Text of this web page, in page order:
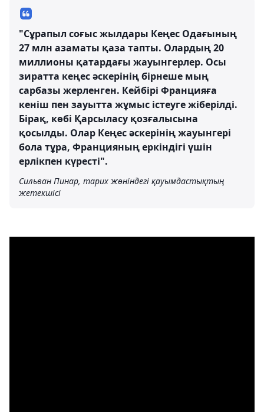
"Сұрапыл соғыс жылдары Кеңес Одағының
27 млн азаматы қаза тапты. Олардың 20
миллионы қатардағы жауынгерлер. Осы
зиратта кеңес әскерінің бірнеше мың
сарбазы жерленген. Кейбірі Францияға
кеніш пен зауытта жұмыс істеуге жіберілді.
Бірақ, көбі Қарсыласу қозғалысына
қосылды. Олар Кеңес әскерінің жауынгері
бола тұра, Францияның еркіндігі үшін
ерлікпен күресті".
Сильван Пинар, тарих жөніндегі қауымдастықтың
жетекшісі